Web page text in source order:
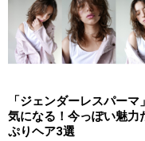
*髪 量 少なめ～
*髪 質 固い～柔ら
*顔 型 卵型 丸顔
「ジェンダーレスパーマ
気になる！今っぽい魅力
ぷりヘア3選